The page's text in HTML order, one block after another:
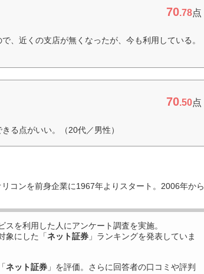
70.78点
、近くの支店が無くなったが、今も利用している。
70.50点
る点がいい。（20代／男性）
コンを前身企業に1967年よりスタート。2006年から
スを利用した 人にアンケート調査を実施。
象にした「ネット証券 」ランキングを発表していま
ネット証券 」を評価。さらに回答者の口コミや評判